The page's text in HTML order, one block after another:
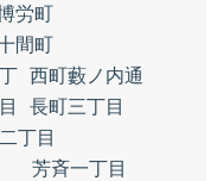
労町
間町
西町藪ノ内通
長町三丁目
丁目
芳斉一丁目